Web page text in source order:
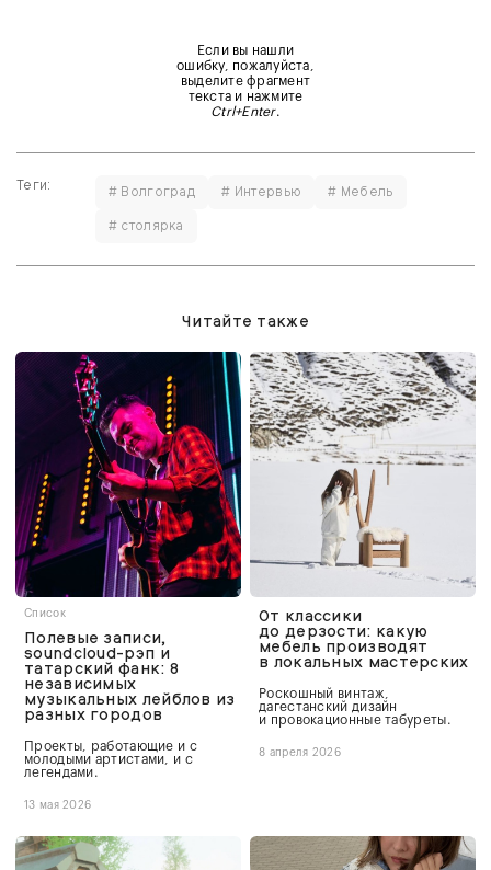
Если вы нашли
ошибку, пожалуйста,
выделите фрагмент
текста и нажмите
Ctrl+Enter.
Теги: # Волгоград # Интервью
# Мебель
# столярка
Читайте также
Список
Полевые записи,
soundcloud-рэп и
татарский фанк: 8
независимых
музыкальных лейблов из
разных городов
Проекты, работающие и с
молодыми артистами, и с
легендами.
13 мая 2026
От классики
до дерзости: какую
мебель производят
в локальных мастерских
Роскошный винтаж,
дагестанский дизайн
и провокационные табуреты.
8 апреля 2026